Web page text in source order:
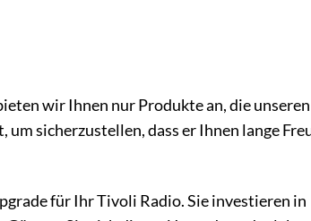
wir Ihnen nur Produkte an, die
sicherzustellen, dass er Ihnen lange
für Ihr Tivoli Radio. Sie investieren in